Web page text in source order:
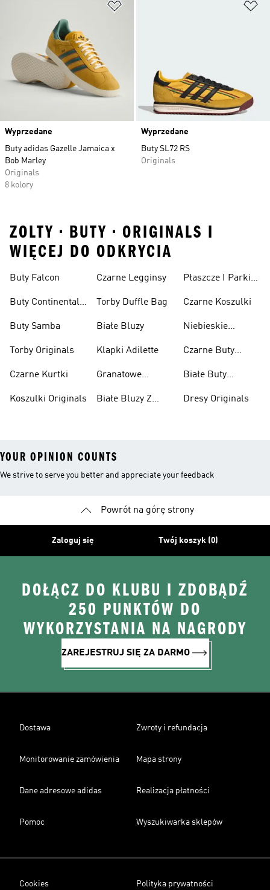
Wyprzedane
Buty adidas Gazelle Jamaica x
Bob Marley
Originals
8 kolory
Wyprzedane
Buty SL72 RS
Originals
ZOLTY • BUTY • ORIGINALS I
WIĘCEJ DO ODKRYCIA
Buty Falcon
Buty Continental
Buty Samba
Torby Originals
Czarne Kurtki
Koszulki Originals
Czarne Legginsy
Torby Duffle Bag
Białe Bluzy
Klapki Adilette
Granatowe
Białe Bluzy Z
Płaszcze I Parki
Czarne Koszulki
Niebieskie
Czarne Buty
Białe Buty
Dresy Originals
YOUR OPINION COUNTS
We strive to serve you better and appreciate your feedback
Powrót na górę strony
Zaloguj się Twój koszyk (0)
DOŁĄCZ DO KLUBU I ZDOBĄDŹ
250 PUNKTÓW DO
WYKORZYSTANIA NA NAGRODY
ZAREJESTRUJ SIĘ ZA DARMO
Dostawa Zwroty i refundacja
Monitorowanie zamówienia Mapa strony
Dane adresowe adidas Realizacja płatności
Pomoc Wyszukiwarka sklepów
Cookies Polityka prywatności